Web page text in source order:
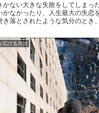
かない大きな失敗をしてしまっ
かなかったり、人生最大の失
き落とされたような気分のとき
場合、そのネガティブな時には
広げる方法